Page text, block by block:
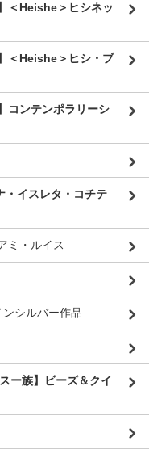
＜Heishe＞ヒシネッ
＜Heishe＞ヒシ・ブ
コンテンポラリーシ
・イスレタ・コチテ
ミ・ルイス
ンシルバー作品
ー族】ビーズ＆クイ